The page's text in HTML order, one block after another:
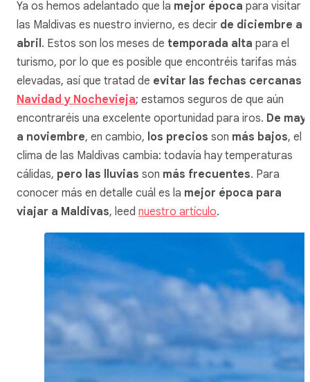
Ya os hemos adelantado que la mejor época para visitar
las Maldivas es nuestro invierno, es decir de diciembre a
abril . Estos son los meses de temporada alta para el
turismo, por lo que es posible que encontréis tarifas más
elevadas, así que tratad de evitar las fechas cercanas
Navidad y Nochevieja; estamos seguros de que aún
encontraréis una excelente oportunidad para iros. De
a noviembre, en cambio, los precios son más bajos, el
clima de las Maldivas cambia: todavía hay temperaturas
cálidas, pero las lluvias son más frecuentes. Para
conocer más en detalle cuál es la mejor época para
viajar a Maldivas, leed nuestro artículo.